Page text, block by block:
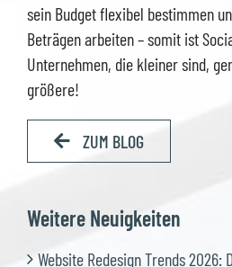
sein Budget flexibel bestimmen
Beträgen arbeiten – somit ist
Unternehmen, die kleiner sind,
größere!
ZUM BLOG
Weitere Neuigkeiten
Website Redesign Trends 2026: